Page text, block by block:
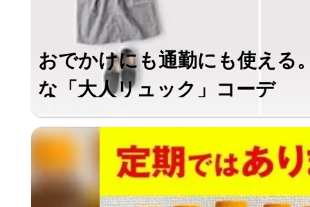
おでかけにも通勤にも使える
な「大人リュック」コーデ